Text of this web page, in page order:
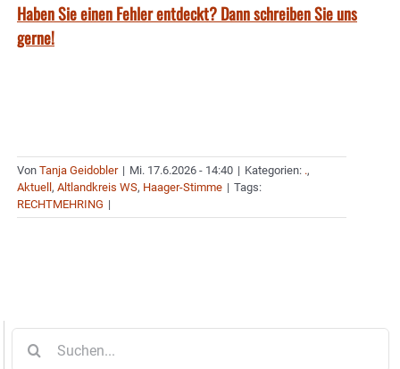
Haben Sie einen Fehler entdeckt? Dann schreiben Sie uns
gerne!
Von Tanja Geidobler | Mi. 17.6.2026 - 14:40 | Kategorien: .,
Aktuell , Altlandkreis WS, Haager-Stimme | Tags:
RECHTMEHRING |
nach: